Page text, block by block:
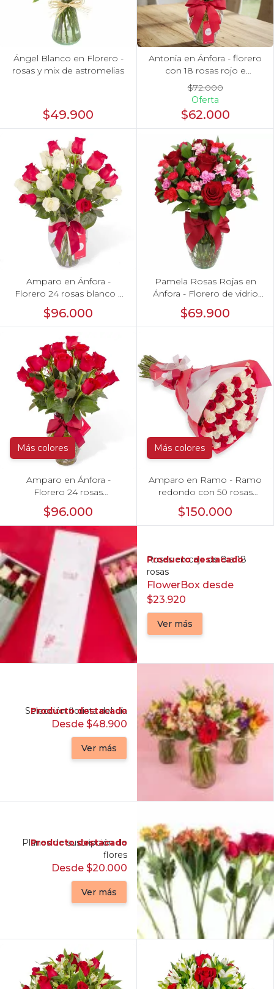
Ángel Blanco en Florero -
rosas y mix de astromelias
$49.900
Antonia en Ánfora - florero
con 18 rosas rojo e
hypericum
$72.000
Oferta
$62.000
Amparo en Ánfora -
Florero 24 rosas blanco y
$96.000
Pamela Rosas Rojas en
Ánfora - Florero de vidrio
con con rosas rojas y mini
claveles fucsias y rojos
$69.900
Más colores
Amparo en Ánfora -
Florero 24 rosas
ecuatorianas rojo
$96.000
Más colores
Amparo en Ramo - Ramo
redondo con 50 rosas
blanco y rojo
$150.000
Producto destacado
Rosas en caja de 8 a 18
rosas
FlowerBox desde
$23.920
Ver más
Producto destacado
Selección florista del día
Desde $48.900
Ver más
Producto destacado
Planes de suscripción de
flores
Desde $20.000
Ver más